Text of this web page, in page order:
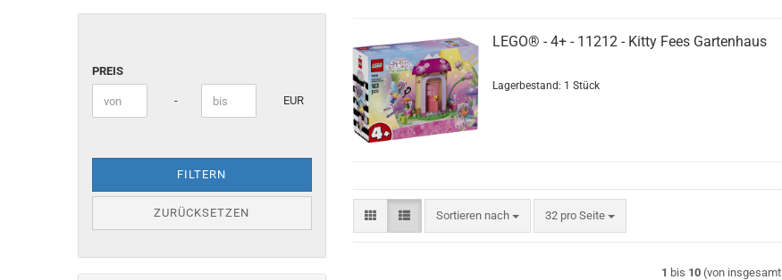
LEGO® - 4+ - 11212 - Kitty Fees Gartenhaus
Lagerbestand: 1 Stück
Sortieren nach
Sortieren nach 32 pro Seite
pro Seite
1 bis 10 (von insgesamt
PREIS
Preis bis - EUR
FILTERN
ZURÜCKSETZEN